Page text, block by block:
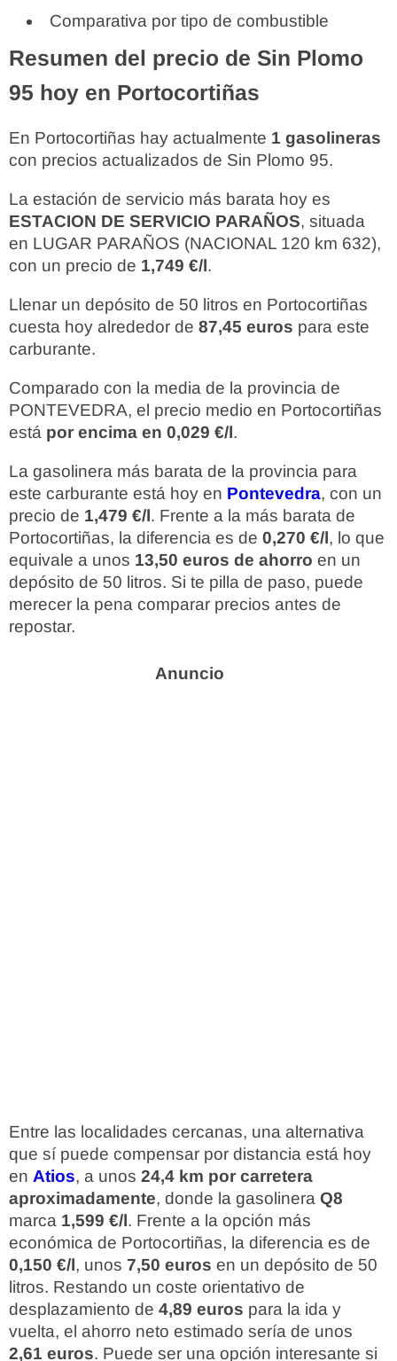
Comparativa por tipo de combustible
Resumen del precio de Sin Plomo
95 hoy en Portocortiñas
En Portocortiñas hay actualmente 1 gasolineras
con precios actualizados de Sin Plomo 95.
La estación de servicio más barata hoy es
ESTACION DE SERVICIO PARAÑOS, situada
en LUGAR PARAÑOS (NACIONAL 120 km 632),
con un precio de 1,749 €/l.
Llenar un depósito de 50 litros en Portocortiñas
cuesta hoy alrededor de 87,45 euros para este
carburante.
Comparado con la media de la provincia de
PONTEVEDRA, el precio medio en Portocortiñas
está por encima en 0,029 €/l.
La gasolinera más barata de la provincia para
este carburante está hoy en Pontevedra, con un
precio de 1,479 €/l. Frente a la más barata de
Portocortiñas, la diferencia es de 0,270 €/l, lo que
equivale a unos 13,50 euros de ahorro en un
depósito de 50 litros. Si te pilla de paso, puede
merecer la pena comparar precios antes de
repostar.
Entre las localidades cercanas, una alternativa
que sí puede compensar por distancia está hoy
en Atios, a unos 24,4 km por carretera
aproximadamente, donde la gasolinera Q8
marca 1,599 €/l. Frente a la opción más
económica de Portocortiñas, la diferencia es de
0,150 €/l, unos 7,50 euros en un depósito de 50
litros. Restando un coste orientativo de
desplazamiento de 4,89 euros para la ida y
vuelta, el ahorro neto estimado sería de unos
2,61 euros. Puede ser una opción interesante si